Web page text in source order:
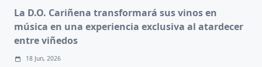
La D.O. Cariñena transformará sus vinos en
música en una experiencia exclusiva al atardecer
entre viñedos
18 Jun, 2026